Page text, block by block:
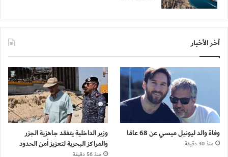
آخر الأخبار
وفاة والد ليونيل ميسي عن 68 عامًا
منذ 30 دقيقة
وزير الداخلية يتفقد جاهزية الجزر
والمراكز البحرية لتعزيز أمن الحدود
منذ 56 دقيقة